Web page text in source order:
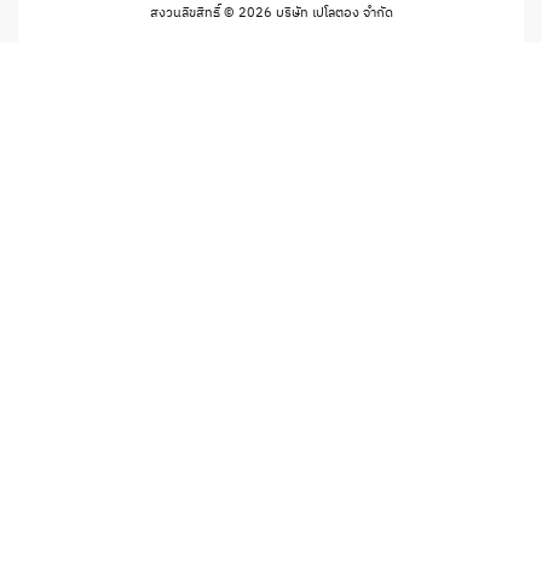
สงวนลิขสิทธิ์ © 2026 บริษัท เปโลตอง จำกัด